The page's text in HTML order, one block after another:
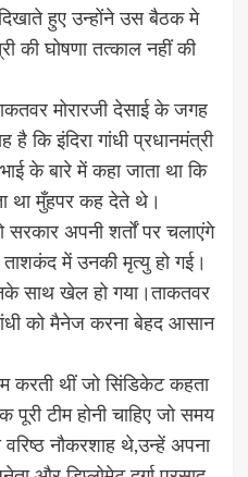
हुए उन्होंने उस बैठक मे
की घोषणा तत्काल नहीं की
मोरारजी देसाई के जगह
कि इंदिरा गांधी प्रधानमंत्री
के बारे में कहा जाता था कि
था मुँहपर कह देते थे।
अपनी शर्तों पर चलाएंगे
में उनकी मृत्यु हो गई।
साथ खेल हो गया।ताकतवर
को मैनेज करना बेहद आसान
करती थीं जो सिंडिकेट कहता
टीम होनी चाहिए जो समय
नौकरशाह थे,उन्हें अपना